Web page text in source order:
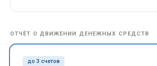
ОТЧЁТ О ДВИЖЕНИИ ДЕНЕЖНЫХ СРЕДСТВ
до 3 счетов